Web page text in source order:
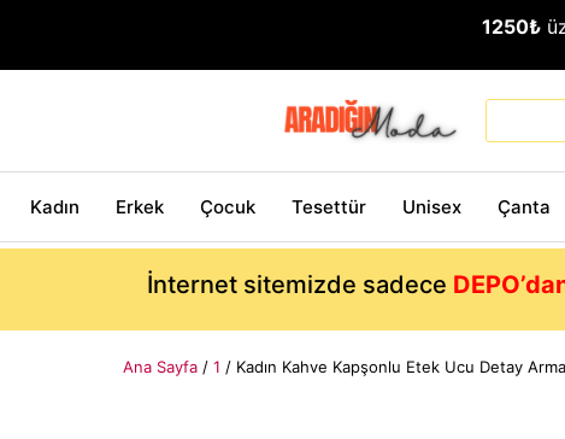
1250₺
Kadın Erkek Çocuk Tesettür Unisex Çanta
İnternet sitemizde sadece
Ana Sayfa / 1 / Kadın Kahve Kapşonlu Etek Ucu Detay